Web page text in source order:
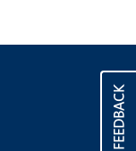
FEEDBACK